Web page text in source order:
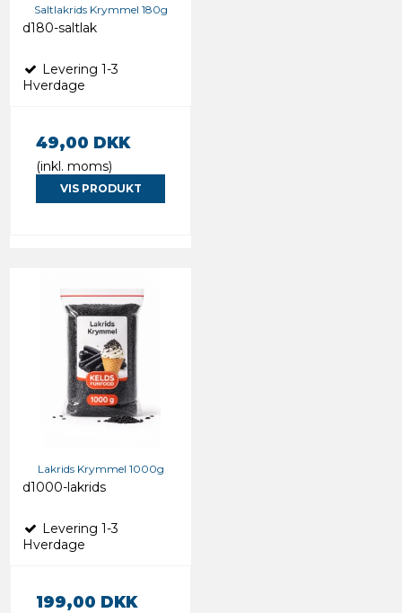
Saltlakrids Krymmel 180g
d180-saltlak
Levering 1-3
Hverdage
49,00 DKK
(inkl. moms)
VIS PRODUKT
Lakrids Krymmel 1000g
d1000-lakrids
Levering 1-3
Hverdage
199,00 DKK